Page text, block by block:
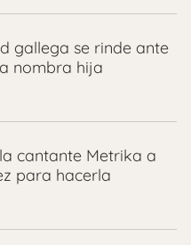
gallega se rinde ante
nombra hija
cantante Metrika a
para hacerla